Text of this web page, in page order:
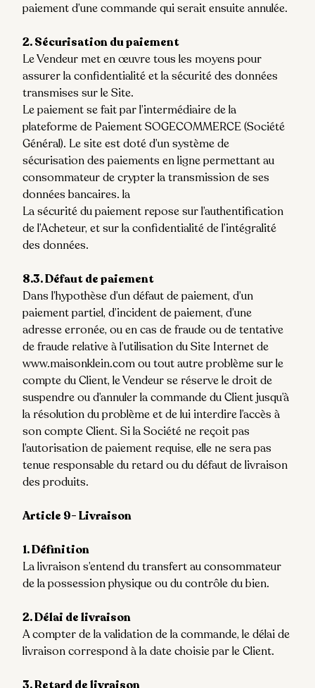
paiement d’une commande qui serait ensuite annulée.
2. Sécurisation du paiement
Le Vendeur met en œuvre tous les moyens pour
assurer la confidentialité et la sécurité des données
transmises sur le Site.
Le paiement se fait par l’intermédiaire de la
plateforme de Paiement SOGECOMMERCE (Société
Général). Le site est doté d’un système de
sécurisation des paiements en ligne permettant au
consommateur de crypter la transmission de ses
données bancaires. la
La sécurité du paiement repose sur l’authentification
de l’Acheteur, et sur la confidentialité de l’intégralité
des données.
8.3. Défaut de paiement
Dans l’hypothèse d’un défaut de paiement, d’un
paiement partiel, d’incident de paiement, d’une
adresse erronée, ou en cas de fraude ou de tentative
de fraude relative à l’utilisation du Site Internet de
www.maisonklein.com ou tout autre problème sur le
compte du Client, le Vendeur se réserve le droit de
suspendre ou d’annuler la commande du Client jusqu’à
la résolution du problème et de lui interdire l’accès à
son compte Client. Si la Société ne reçoit pas
l’autorisation de paiement requise, elle ne sera pas
tenue responsable du retard ou du défaut de livraison
des produits.
Article 9- Livraison
1. Définition
La livraison s’entend du transfert au consommateur
de la possession physique ou du contrôle du bien.
2. Délai de livraison
A compter de la validation de la commande, le délai de
livraison correspond à la date choisie par le Client.